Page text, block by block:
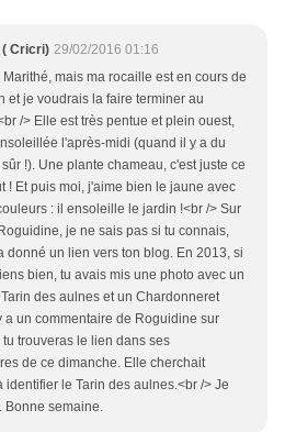
Cricri) 29/02/2016 01:16
mais ma rocaille est en cours de
et je voudrais la faire terminer au
/> Elle est très pentue et plein ouest,
l'après-midi (quand il y a du
!). Une plante chameau, c'est juste ce
! Et puis moi, j'aime bien le jaune avec
: il ensoleille le jardin !<br /> Sur
je ne sais pas si tu connais,
donné un lien vers ton blog. En 2013, si
bien, tu avais mis une photo avec un
des aulnes et un Chardonneret
a un commentaire de Roguidine sur
tu trouveras le lien dans ses
de ce dimanche. Elle cherchait
identifier le Tarin des aulnes.<br /> Je
Bonne semaine.